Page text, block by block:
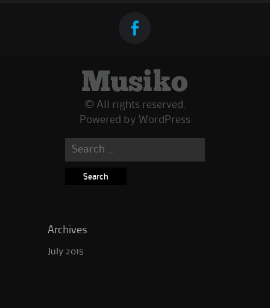
Musiko
© All rights reserved.
Powered by WordPress
Search
for:
Archives
July 2015